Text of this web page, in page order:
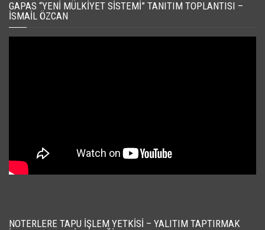
GAPAS “YENI MÜLKIYET SISTEMI” TANITIM TOPLANTISI –
İSMAIL ÖZCAN
NOTERLERE TAPU İŞLEM YETKISI – YALITIM TAPTIRMAK